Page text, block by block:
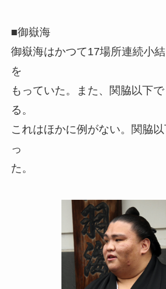
■御嶽海
御嶽海はかつて17場所連続小
を
もっていた。また、関脇以下
る。
これはほかに例がない。関脇
っ
た。